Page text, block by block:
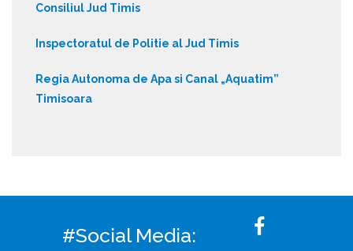
Consiliul Jud Timis
Inspectoratul de Politie al Jud Timis
Regia Autonoma de Apa si Canal „Aquatim”
Timisoara
#Social Media: